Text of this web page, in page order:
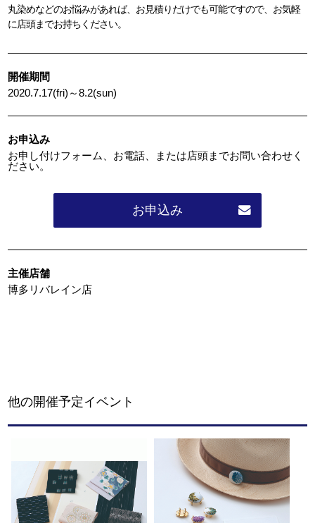
丸染めなどのお悩みがあれば、お見積りだけでも可能ですので、お気軽
に店頭までお持ちください。
開催期間
2020.7.17(fri)～8.2(sun)
お申込み
お申し付けフォーム、お電話、または店頭までお問い合わせく
ださい。
お申込み
主催店舗
博多リバレイン店
他の開催予定イベント